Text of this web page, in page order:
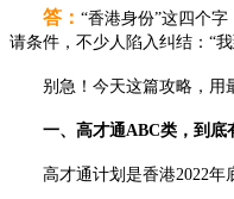
答： “香港身份”这四个
请条件，不少人陷入纠结：“
别急！今天这篇攻略，用最
一、高才通ABC类，到底
高才通计划是香港2022年底